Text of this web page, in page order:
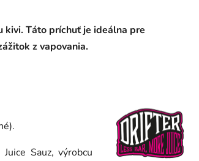
kivi. Táto príchuť je ideálna pre
z vapovania.
Sauz, výrobcu